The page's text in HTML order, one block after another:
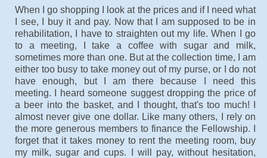
When I go shopping I look at the prices and if I need what
I see, I buy it and pay. Now that I am supposed to be in
rehabilitation, I have to straighten out my life. When I go
to a meeting, I take a coffee with sugar and milk,
sometimes more than one. But at the collection time, I am
either too busy to take money out of my purse, or I do not
have enough, but I am there because I need this
meeting. I heard someone suggest dropping the price of
a beer into the basket, and I thought, that's too much! I
almost never give one dollar. Like many others, I rely on
the more generous members to finance the Fellowship. I
forget that it takes money to rent the meeting room, buy
my milk, sugar and cups. I will pay, without hesitation,